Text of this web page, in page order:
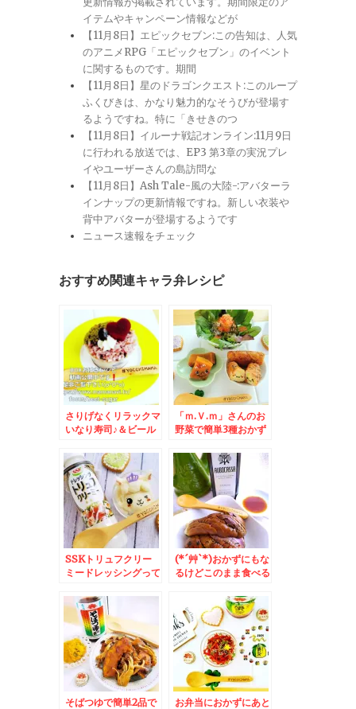
イテムやキャンペーン情報などが
【11月8日】エピックセブン:この告知は、人気
のアニメRPG「エピックセブン」のイベント
に関するものです。期間
【11月8日】星のドラゴンクエスト:このループ
ふくびきは、かなり魅力的なそうびが登場す
るようですね。特に「きせきのつ
【11月8日】イルーナ戦記オンライン:11月9日
に行われる放送では、EP3 第3章の実況プレ
イやユーザーさんの島訪問な
【11月8日】Ash Tale-風の大陸-:アバターラ
インナップの更新情報ですね。新しい衣装や
背中アバターが登場するようです
ニュース速報をチェック
おすすめ関連キャラ弁レシピ
さりげなくリラックマ
いなり寿司♪＆ビール
う！！！ホルモン揚げ
♪○○県民ソウルフード
ですよね＾＾
「ｍ.Ｖ.ｍ」さんのお
野菜で簡単3種おかず
にもなりますよ～
SSKトリュフクリー
ミードレッシングって
単マッシュポテ
ト・・・そしてこれを
あれに入れると最高(*
´艸`*)
(*´艸`*)おかずにもな
るけどこのまま食べる
そばつゆで簡単2品で
お弁当におかずにあと